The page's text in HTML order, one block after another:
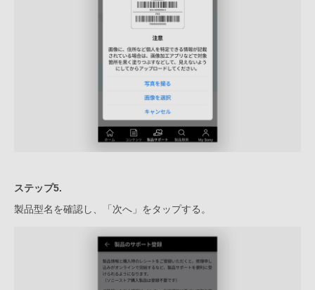
ステップ5.
製品型名を確認し、「次へ」をタップする。